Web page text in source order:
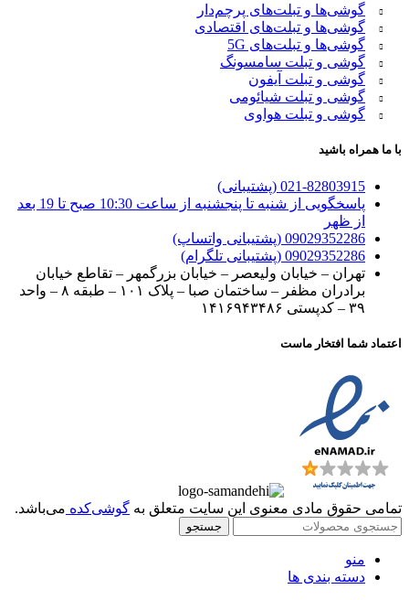
گوشی‌ها و تبلت‌های پرچم‌دار
گوشی‌ها و تبلت‌های اقتصادی
گوشی‌ها و تبلت‌های 5G
گوشی و تبلت سامسونگ
گوشی و تبلت آیفون
گوشی و تبلت شیائومی
گوشی و تبلت هواوی
با ما همراه باشید
021-82803915 (پشتیبانی)
پاسخگویی از شنبه تا پنجشنبه از ساعت 10:30 صبح تا 19 بعد
از ظهر
09029352286 (پشتیبانی واتساپ)
09029352286 (پشتیبانی تلگرام)
تهران – خیابان ولیعصر – خیابان بزرگمهر – تقاطع خیابان
برادران مظفر – ساختمان صبا – پلاک ۱۰۱ – طبقه ۸ – واحد
۳۹ – کدپستی ۱۴۱۶۹۴۳۴۸۶
اعتماد شما افتخار ماست
تمامی حقوق مادی معنوی این سایت متعلق به گوشی‌کده می‌باشد.
جستجو
منو
دسته بندی ها